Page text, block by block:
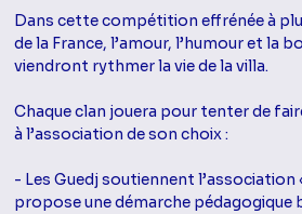
Dans cette compétition effrénée à
de la France, l’amour, l’humour et la
viendront rythmer la vie de la villa.
Chaque clan jouera pour tenter de
à l’association de son choix :
- Les Guedj soutiennent l’association
propose une démarche pédagogique